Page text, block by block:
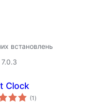
встановлень
Clock
(1 загальний
рейтинг
)